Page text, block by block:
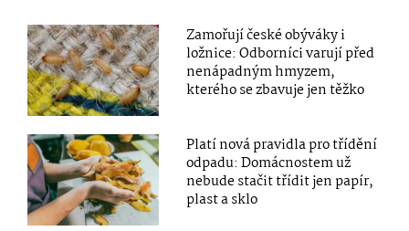
Zamořují české obýváky i
ložnice: Odborníci varují před
nenápadným hmyzem,
kterého se zbavuje jen těžko
Platí nová pravidla pro třídění
odpadu: Domácnostem už
nebude stačit třídit jen papír,
plast a sklo